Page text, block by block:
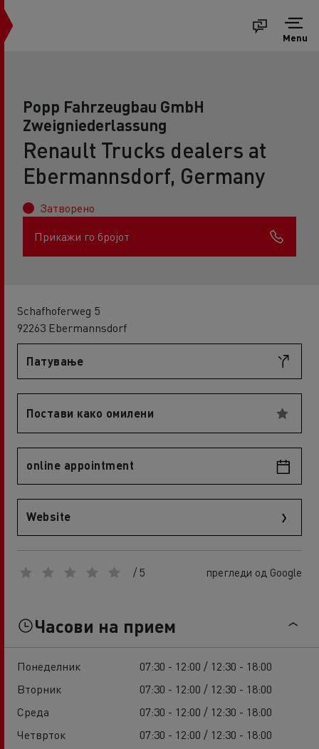
Menu
Popp Fahrzeugbau GmbH
Zweigniederlassung
Renault Trucks dealers at
Ebermannsdorf, Germany
Затворено
Прикажи го бројот
Schafhoferweg 5
92263 Ebermannsdorf
Патување
Постави како омилени
online appointment
Website
/ 5 прегледи од Google
Часови на прием
Понеделник
07:30 - 12:00 / 12:30 - 18:00
Вторник
07:30 - 12:00 / 12:30 - 18:00
Среда
07:30 - 12:00 / 12:30 - 18:00
Четврток
07:30 - 12:00 / 12:30 - 18:00